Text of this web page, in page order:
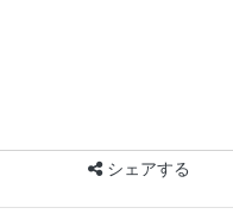
シェアする